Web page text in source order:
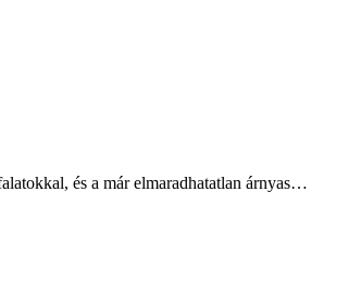
és a már elmaradhatatlan árnyas…